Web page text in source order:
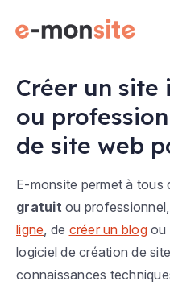
Créer un
ou
de site web
E-monsite permet à tous
gratuit ou
ligne , de créer un blogou
logiciel de création de
connaissances